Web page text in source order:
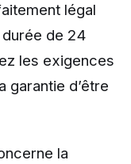
légal
durée de 24
les exigences
garantie d’être
la